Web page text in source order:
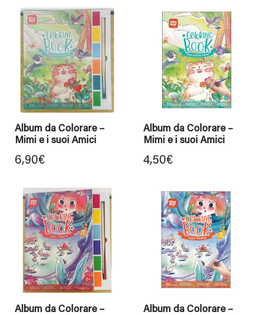
Album da Colorare –
Mimi e i suoi Amici
6,90€
Album da Colorare –
Mimi e i suoi Amici
4,50€
Album da Colorare –
Album da Colorare –